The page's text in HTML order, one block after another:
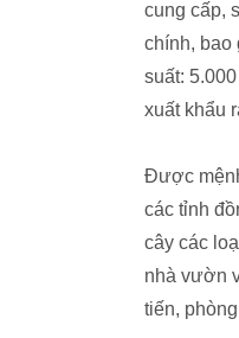
cung cấp,
chính, bao
suất:
xuất khẩu
Được
các tỉnh
cây các
nhà vườn
tiến,